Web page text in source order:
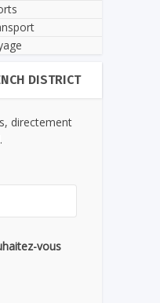
DISTRICT
directement
vous